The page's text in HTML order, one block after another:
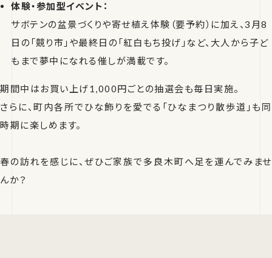
体験・参加型イベント：
サボテンの盆景づくりや寄せ植え体験（要予約）に加え、3月8
日の「競り市」や最終日の「紅白もち投げ」など、大人から子ど
もまで夢中になれる催しが満載です。
期間中はお買い上げ1,000円ごとの抽選会も毎日実施。
さらに、町内各所でひな飾りを愛でる「ひなまつり散歩道」も同
時期に楽しめます。
春の訪れを感じに、ぜひご家族で多良木町へ足を運んでみませ
んか？